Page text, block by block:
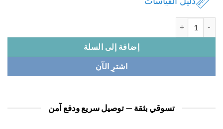
إضافة إلى السلة
اشترِ الآن
تسوقي بثقة — توصيل سريع ودفع آمن